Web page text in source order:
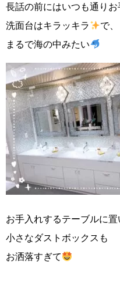
長話の前にはいつも通りお
洗面台はキラッキラ
で、
まるで海の中みたい
お手入れするテーブルに置
小さなダストボックスも
お洒落すぎて